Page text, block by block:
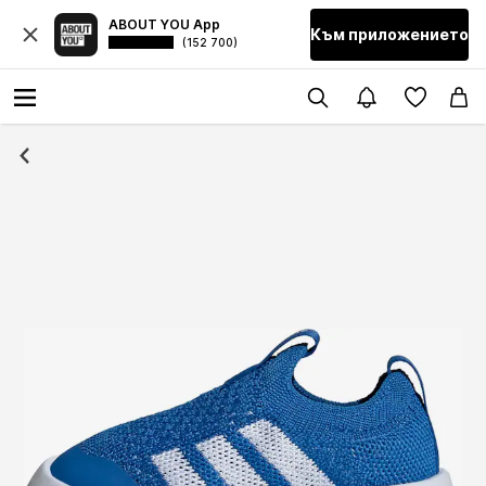
ABOUT YOU App
(152 700) Към приложението